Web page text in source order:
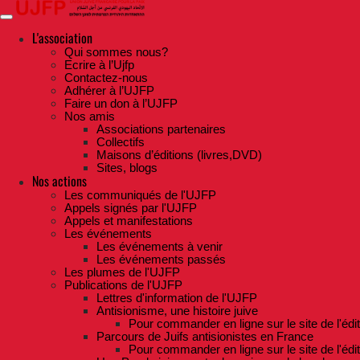
Skip
to
contentL'association
Qui sommes nous?
Ecrire à l’Ujfp
Contactez-nous
Adhérer à l’UJFP
Faire un don à l’UJFP
Nos amis
Associations partenaires
Collectifs
Maisons d’éditions (livres,DVD)
Sites, blogs
Nos actions
Les communiqués de l'UJFP
Appels signés par l'UJFP
Appels et manifestations
Les événements
Les événements à venir
Les événements passés
Les plumes de l'UJFP
Publications de l'UJFP
Lettres d'information de l'UJFP
Antisionisme, une histoire juive
Pour commander en ligne sur le site de
Parcours de Juifs antisionistes en France
Pour commander en ligne sur le site de